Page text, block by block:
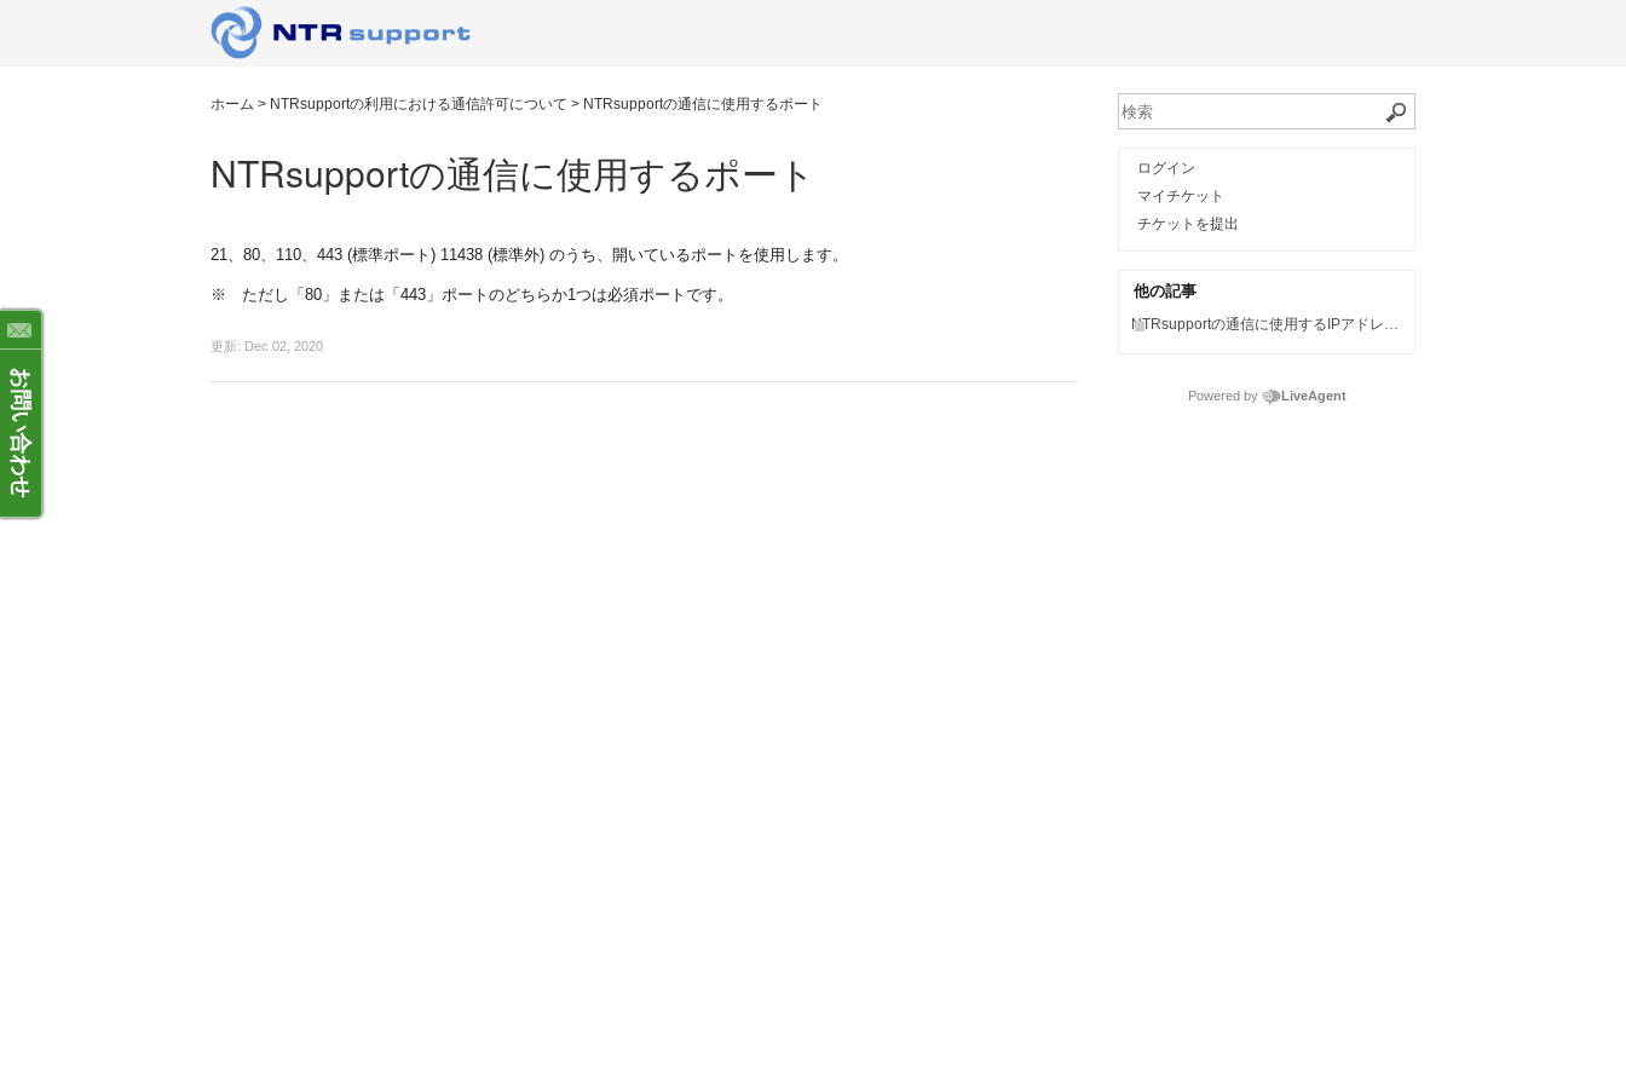
ホーム > NTRsupportの利用における通信許可について > NTRsupportの通信に使用するポート
NTRsupportの通信に使用するポート
21、80、110、443 (標準ポート) 11438 (標準外) のうち、開いているポートを使用します。
※ ただし「80」または「443」ポートのどちらか1つは必須ポートです。
更新: Dec 02, 2020
ログイン
マイチケット
チケットを提出
他の記事
NTRsupportの通信に使用するIPアドレス/ドメイン
Powered by LiveAgent
お問い合わせ